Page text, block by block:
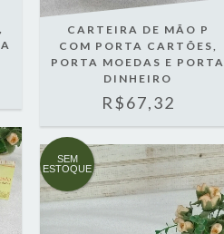
CARTEIRA DE MÃO P
COM PORTA CARTÕES,
PORTA MOEDAS E PORTA
DINHEIRO
R$67,32
SEM
ESTOQUE